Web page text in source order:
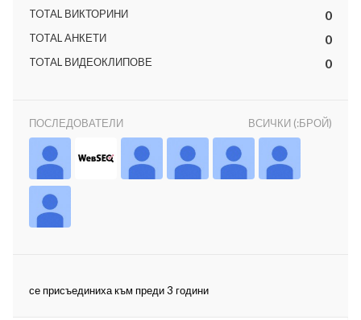
TOTAL ВИКТОРИНИ 0
TOTAL АНКЕТИ 0
TOTAL ВИДЕОКЛИПОВЕ 0
ПОСЛЕДОВАТЕЛИ ВСИЧКИ (:БРОЙ)
се присъединиха към преди 3 години